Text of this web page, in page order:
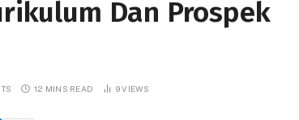
Dan Prospek
12 MINS READ 9VIEWS